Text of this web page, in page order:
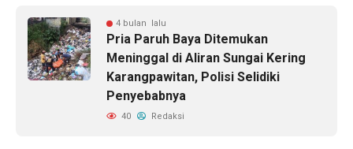
4 bulan lalu
Pria Paruh Baya Ditemukan
Meninggal di Aliran Sungai Kering
Karangpawitan, Polisi Selidiki
Penyebabnya
40 Redaksi